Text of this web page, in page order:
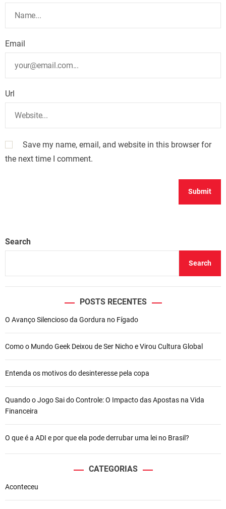
Email
Url
Save my name, email, and website in this browser for
the next time I comment.
Search
Search
POSTS RECENTES
O Avanço Silencioso da Gordura no Fígado
Como o Mundo Geek Deixou de Ser Nicho e Virou Cultura Global
Entenda os motivos do desinteresse pela copa
Quando o Jogo Sai do Controle: O Impacto das Apostas na Vida
Financeira
O que é a ADI e por que ela pode derrubar uma lei no Brasil?
CATEGORIAS
Aconteceu